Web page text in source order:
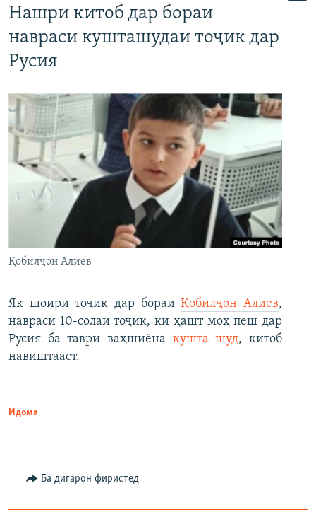
Нашри китоб дар бораи
навраси кушташудаи тоҷик дар
Русия
Қобилҷон Алиев
Як шоири тоҷик дар бораиҚобилҷон Алиев,
навраси 10-солаи тоҷик, ки ҳашт моҳ пеш дар
Русия ба таври ваҳшиёна кушта шуд, китоб
навиштааст.
Идома
Ба дигарон фиристед